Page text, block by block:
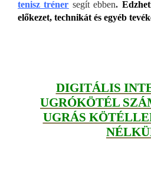
tenisz tréner segít ebben.
előkezet, technikát és egyéb
DIGITÁLIS
UGRÓKÖTÉL
UGRÁS